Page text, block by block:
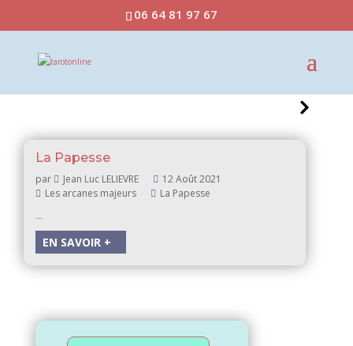
06 64 81 97 67
La Papesse
par Jean Luc LELIEVRE
12 Août 2021
Les arcanes majeurs
La Papesse
EN SAVOIR +